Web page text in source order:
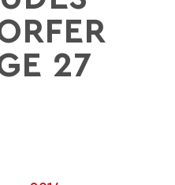
27